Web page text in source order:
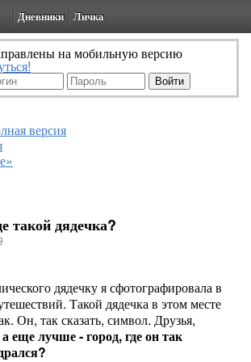
Дневники Личка
на мобильную версию
версия
такой дядечка?
дядечку я сфотографировала в
Такой дядечка в этом месте
Он, так сказать, символ. Друзья,
еще лучше - город, где он так